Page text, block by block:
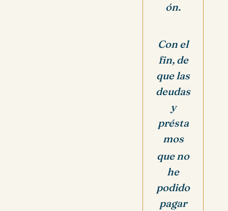
ón.
Con el
fin, de
que las
deudas
y
présta
mos
que no
he
podido
pagar